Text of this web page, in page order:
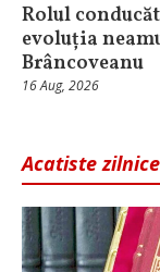
Rolul
evoluția
Brâncoveanu
16 Aug, 2026
Acatiste zilnice